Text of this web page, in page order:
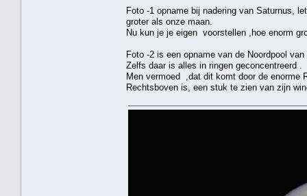
Foto -1 opname bij nadering van Saturnus,
groter als onze maan.
Nu kun je je eigen voorstellen ,hoe enorm
Foto -2 is een opname van de Noordpool
Zelfs daar is alles in ringen geconcentreerd .
Men vermoed ,dat dit komt door de enorme
Rechtsboven is, een stuk te zien van zijn